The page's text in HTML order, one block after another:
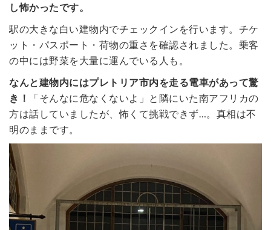
し怖かったです。
駅の大きな白い建物内でチェックインを行います。チケ
ット・パスポート・荷物の重さを確認されました。乗客
の中には野菜を大量に運んでいる人も。
なんと建物内にはプレトリア市内を走る電車があって驚
き！
「そんなに危なくないよ」と隣にいた南アフリカの
方は話していましたが、怖くて挑戦できず…。真相は不
明のままです。